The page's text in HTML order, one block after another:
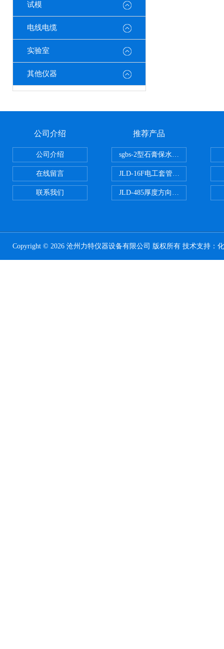
试模
电线电缆
实验室
其他仪器
公司介绍
公司介绍
在线留言
联系我们
推荐产品
sgbs-2型石膏保水率测定仪粉刷
JLD-16F电工套管恒温水浴管材
JLD-485厚度方向性钢板拉伸试验
Copyright © 2026 沧州力特仪器设备有限公司 版权所有 技术支持：